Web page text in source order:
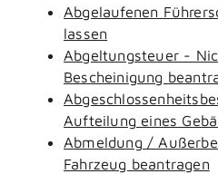
Abgelaufenen
lassen
Abgeltungsteuer -
Bescheinigung
Aufteilung eines
Abmeldung /
Fahrzeug beantragen